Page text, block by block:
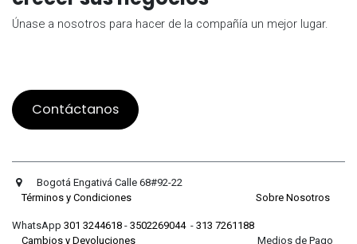
Únase a nosotros para hacer de la compañía un mejor lugar.
Contáctanos
Bogotá Engativá Calle 68#92-22
Términos y Condiciones
Sobre Nosotros
WhatsApp 301 3244618 - 3502269044- 313 7261188
Cambios y Devoluciones Medios de Pago